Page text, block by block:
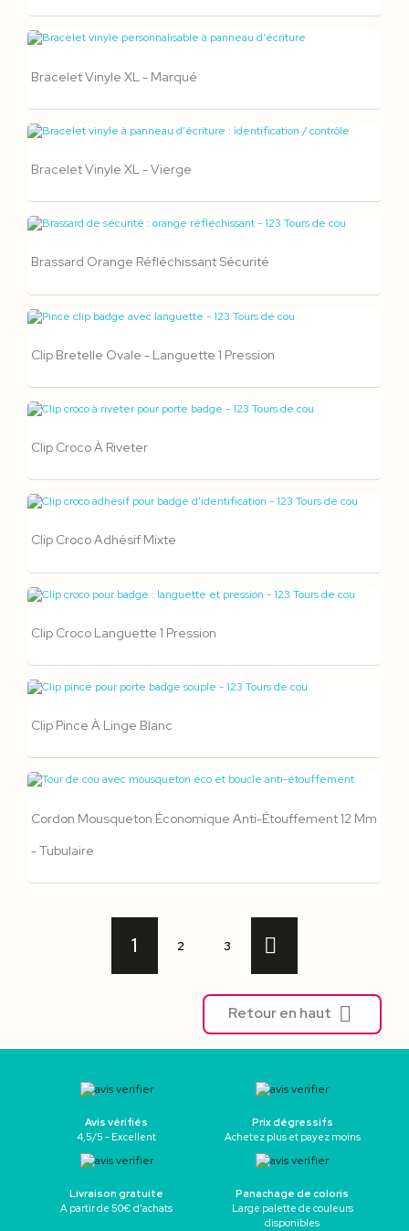
Bracelet Vinyle XL - Marqué
Bracelet Vinyle XL - Vierge
Brassard Orange Réfléchissant Sécurité
Clip Bretelle Ovale - Languette 1 Pression
Clip Croco À Riveter
Clip Croco Adhésif Mixte
Clip Croco Languette 1 Pression
Clip Pince À Linge Blanc
Cordon Mousqueton Économique Anti-Étouffement 12 Mm
- Tubulaire
1 2 3 
Retour en haut 
Avis vérifiés
4,5/5 - Excellent
Prix dégressifs
Achetez plus et payez moins
Livraison gratuite
A partir de 50€ d’achats
Panachage de coloris
Large palette de couleurs
disponibles